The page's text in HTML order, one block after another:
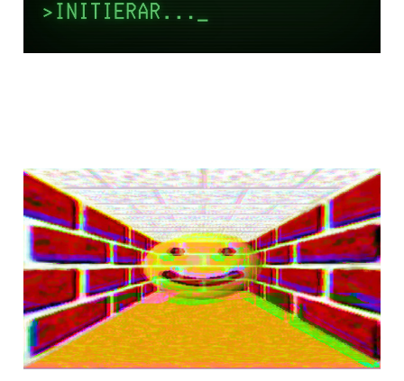
🛠 Stötta
Glitchzonen: tre
sätt att vara med
17 jul 20254 min read